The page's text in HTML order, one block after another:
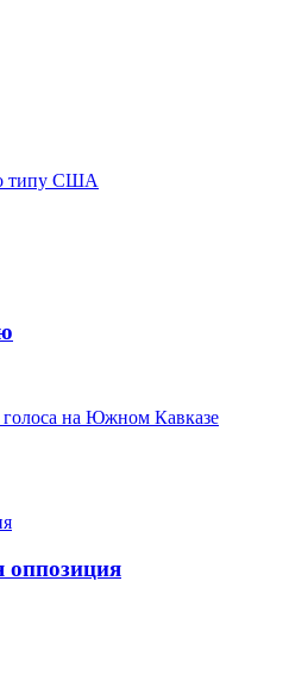
типу США
голоса на Южном Кавказе
оппозиция